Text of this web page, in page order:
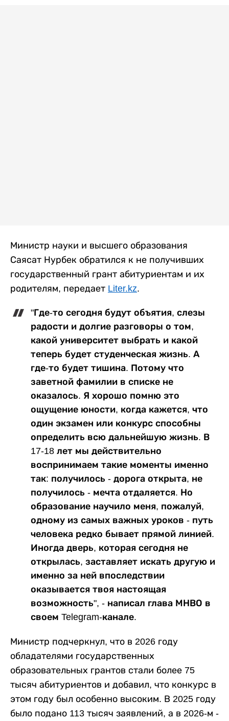
Министр науки и высшего образования
Саясат Нурбек обратился к не получивших
государственный грант абитуриентам и их
родителям, передает Liter.kz.
"Где-то сегодня будут объятия, слезы
радости и долгие разговоры о том,
какой университет выбрать и какой
теперь будет студенческая жизнь. А
где-то будет тишина. Потому что
заветной фамилии в списке не
оказалось. Я хорошо помню это
ощущение юности, когда кажется, что
один экзамен или конкурс способны
определить всю дальнейшую жизнь. В
17-18 лет мы действительно
воспринимаем такие моменты именно
так: получилось - дорога открыта, не
получилось - мечта отдаляется. Но
образование научило меня, пожалуй,
одному из самых важных уроков - путь
человека редко бывает прямой линией.
Иногда дверь, которая сегодня не
открылась, заставляет искать другую и
именно за ней впоследствии
оказывается твоя настоящая
возможность", - написал глава МНВО в
своем Telegram-канале.
Министр подчеркнул, что в 2026 году
обладателями государственных
образовательных грантов стали более 75
тысяч абитуриентов и добавил, что конкурс в
этом году был особенно высоким. В 2025 году
было подано 113 тысяч заявлений, а в 2026-м -